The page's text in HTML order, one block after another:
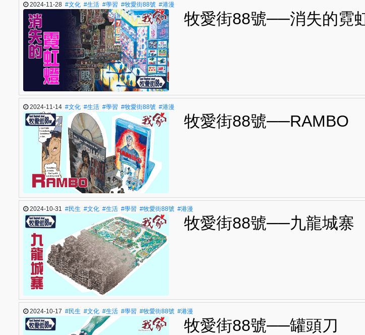
2024-11-28 #文化 #生活 #學習 #牧愛街88號 #港漫
牧愛街88號──消失的霓
2024-11-14 #文化 #生活 #學習 #牧愛街88號 #港漫
牧愛街88號──RAMBO
2024-10-31 #民生 #文化 #生活 #學習 #牧愛街88號 #港漫
牧愛街88號──九龍城寨
2024-10-17 #民生 #文化 #生活 #學習 #牧愛街88號 #港漫
牧愛街88號──罐頭刀